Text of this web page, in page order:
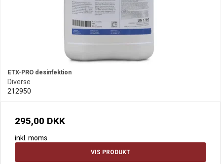
ETX-PRO desinfektion
Diverse
212950
295,00 DKK
inkl. moms
VIS PRODUKT